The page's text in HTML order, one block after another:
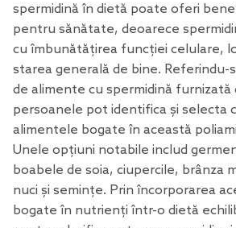
spermidină în dietă poate oferi
pentru sănătate, deoarece
cu îmbunătățirea funcției celulare,
starea generală de bine. Referindu-
de alimente cu spermidină furnizată
persoanele pot identifica și selecta
alimentele bogate în această
Unele opțiuni notabile includ
boabele de soia, ciupercile, brânza
nuci și semințe. Prin încorporarea
bogate în nutrienți într-o dietă